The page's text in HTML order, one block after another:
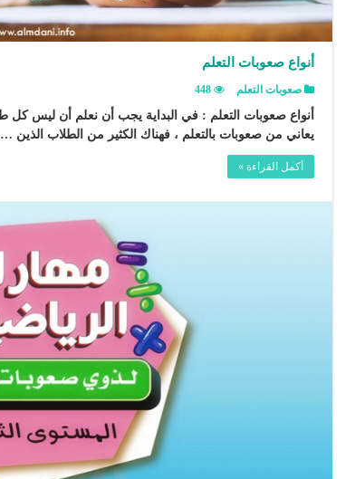
أنواع صعوبات التعلم
صعوبات التعلم 448
أنواع صعوبات التعلم : في البداية يجب أن نعلم أن ليس
يعاني من صعوبات بالتعلم ، فهناك الكثير من الطلاب الذين …
أكمل القراءة »